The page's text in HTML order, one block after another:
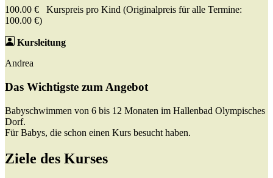
100.00 € Kurspreis pro Kind (Originalpreis für alle Termine:
100.00 €)
Kursleitung
Andrea
Das Wichtigste zum Angebot
Babyschwimmen von 6 bis 12 Monaten im Hallenbad Olympisches
Dorf.
Für Babys, die schon einen Kurs besucht haben.
Ziele des Kurses